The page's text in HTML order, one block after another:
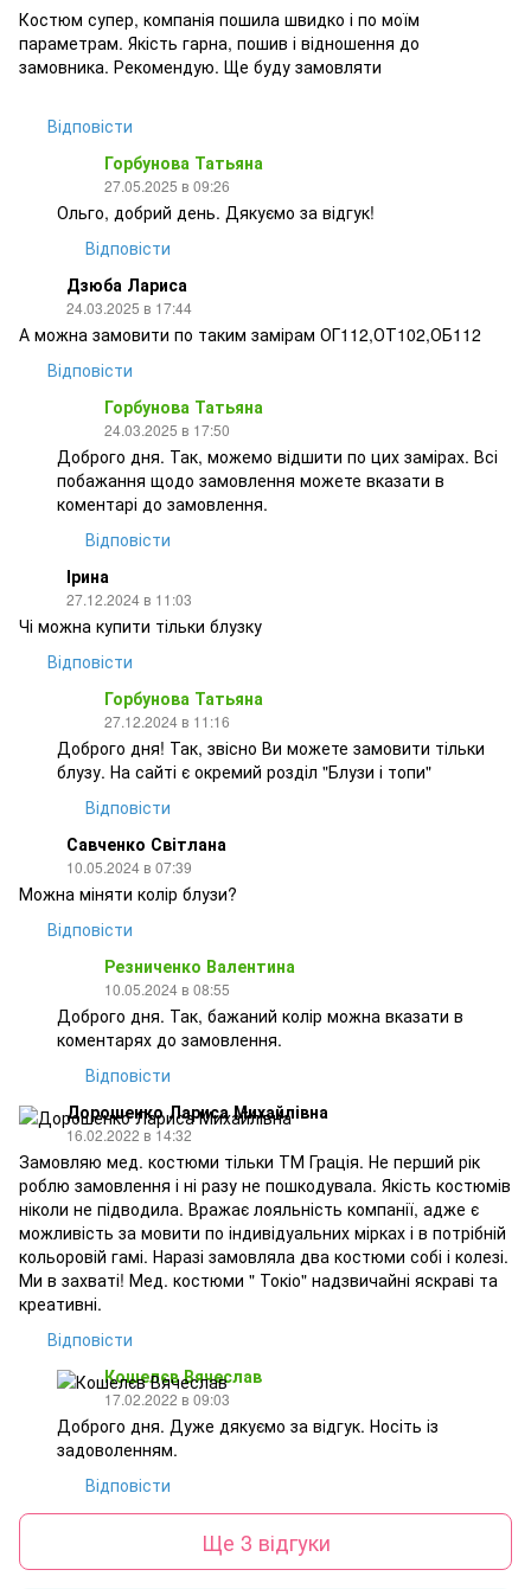
Костюм супер, компанія пошила швидко і по моїм
параметрам. Якість гарна, пошив і відношення до
замовника. Рекомендую. Ще буду замовляти
Відповісти
Горбунова Татьяна
27.05.2025 в 09:26
Ольго, добрий день. Дякуємо за відгук!
Відповісти
Дзюба Лариса
24.03.2025 в 17:44
А можна замовити по таким замірам ОГ112,ОТ102,ОБ112
Відповісти
Горбунова Татьяна
24.03.2025 в 17:50
Доброго дня. Так, можемо відшити по цих замірах. Всі
побажання щодо замовлення можете вказати в
коментарі до замовлення.
Відповісти
Ірина
27.12.2024 в 11:03
Чі можна купити тільки блузку
Відповісти
Горбунова Татьяна
27.12.2024 в 11:16
Доброго дня! Так, звісно Ви можете замовити тільки
блузу. На сайті є окремий розділ "Блузи і топи"
Відповісти
Савченко Світлана
10.05.2024 в 07:39
Можна міняти колір блузи?
Відповісти
Резниченко Валентина
10.05.2024 в 08:55
Доброго дня. Так, бажаний колір можна вказати в
коментарях до замовлення.
Відповісти
Дорошенко Лариса Михайлівна
16.02.2022 в 14:32
Замовляю мед. костюми тільки ТМ Грація. Не перший рік
роблю замовлення і ні разу не пошкодувала. Якість костюмів
ніколи не підводила. Вражає лояльність компанії, адже є
можливість за мовити по індивідуальних мірках і в потрібній
кольоровій гамі. Наразі замовляла два костюми собі і колезі.
Ми в захваті! Мед. костюми " Токіо" надзвичайні яскраві та
креативні.
Відповісти
Кошелєв Вячеслав
17.02.2022 в 09:03
Доброго дня. Дуже дякуємо за відгук. Носіть із
задоволенням.
Відповісти
Ще 3 відгуки